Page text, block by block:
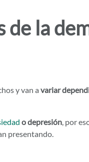
de la
y van a variar
o depresión, por
presentando.